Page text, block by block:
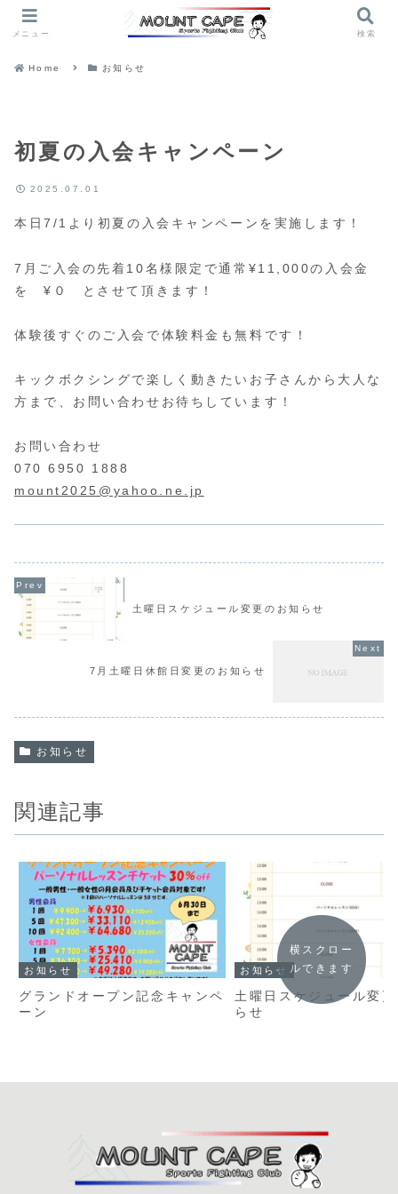
Home お知らせ
初夏の入会キャンペーン
2025.07.01
本日7/1より初夏の入会キャンペーンを実施します！
7月ご入会の先着10名様限定で通常¥11,000の入会金
を ¥０ とさせて頂きます！
体験後すぐのご入会で体験料金も無料です！
キックボクシングで楽しく動きたいお子さんから大人な
方まで、お問い合わせお待ちしています！
お問い合わせ
070 6950 1888
mount2025@yahoo.ne.jp
土曜日スケジュール変更のお知らせ
7月土曜日休館日変更のお知らせ
お知らせ
関連記事
お知らせ
グランドオープン記念キャンペ
ーン
お知らせ
土曜日スケジュール変
らせ
横スクロー
ルできます
メニュー 検索